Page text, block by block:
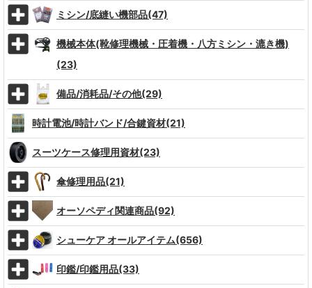
ミシン/底縫い機部品(47)
機械本体(靴修理機械・圧着機・八方ミシン・漉き機)
(23)
備品/消耗品/その他(29)
時計電池/時計バンド/合鍵資材(21)
スーツケース修理用資材(23)
傘修理用品(21)
オーソペディ関連商品(92)
シューケア オールアイテム(656)
印鑑/印鑑用品(33)